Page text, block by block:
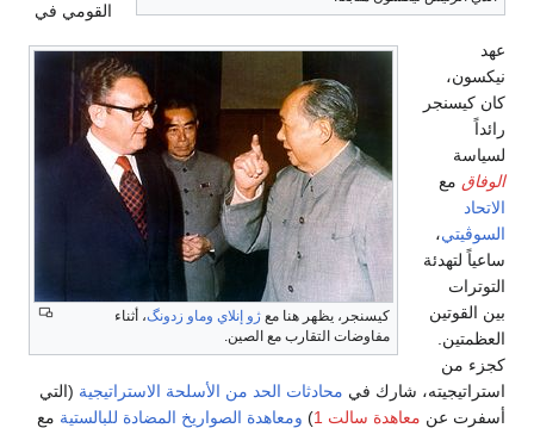
كيسنجر، يظهر هنا مع ژو إنلاي وماو زدونگ، أثناء
مفاوضات التقارب مع الصين.
القومي في
عهد
نيكسون،
كان كيسنجر
رائداً
لسياسة
الوفاق مع
الاتحاد
السوڤيتي،
ساعياً لتهدئة
التوترات
بين القوتين
العظمتين.
كجزء من
استراتيجيته، شارك في محادثات الحد من الأسلحة الاستراتيجية (التي
أسفرت عن معاهدة سالت 1 ) ومعاهدة الصواريخ المضادة للبالستية مع